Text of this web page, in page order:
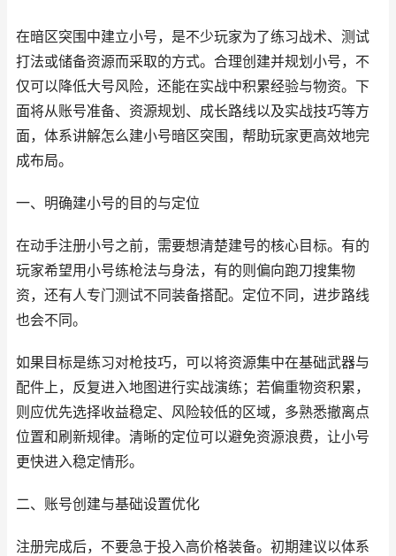
在暗区突围中建立小号，是不少玩家为了练习战术、测试
打法或储备资源而采取的方式。合理创建并规划小号，不
仅可以降低大号风险，还能在实战中积累经验与物资。下
面将从账号准备、资源规划、成长路线以及实战技巧等方
面，体系讲解怎么建小号暗区突围，帮助玩家更高效地完
成布局。
一、明确建小号的目的与定位
在动手注册小号之前，需要想清楚建号的核心目标。有的
玩家希望用小号练枪法与身法，有的则偏向跑刀搜集物
资，还有人专门测试不同装备搭配。定位不同，进步路线
也会不同。
如果目标是练习对枪技巧，可以将资源集中在基础武器与
配件上，反复进入地图进行实战演练；若偏重物资积累，
则应优先选择收益稳定、风险较低的区域，多熟悉撤离点
位置和刷新规律。清晰的定位可以避免资源浪费，让小号
更快进入稳定情形。
二、账号创建与基础设置优化
注册完成后，不要急于投入高价格装备。初期建议以体系